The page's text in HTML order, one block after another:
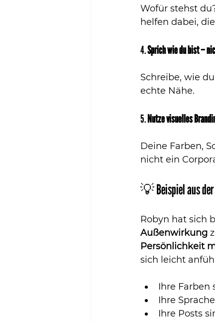
Wofür stehst
helfen dabei, die
4. Sprich wie du bist –
Schreibe, wie
echte Nähe.
5. Nutze visuelles
Deine Farben,
nicht ein
💡 Beispiel aus der
Robyn hat sich
Außenwirkung
Persönlichkeit
sich leicht
Ihre Farben
Ihre
Ihre Posts